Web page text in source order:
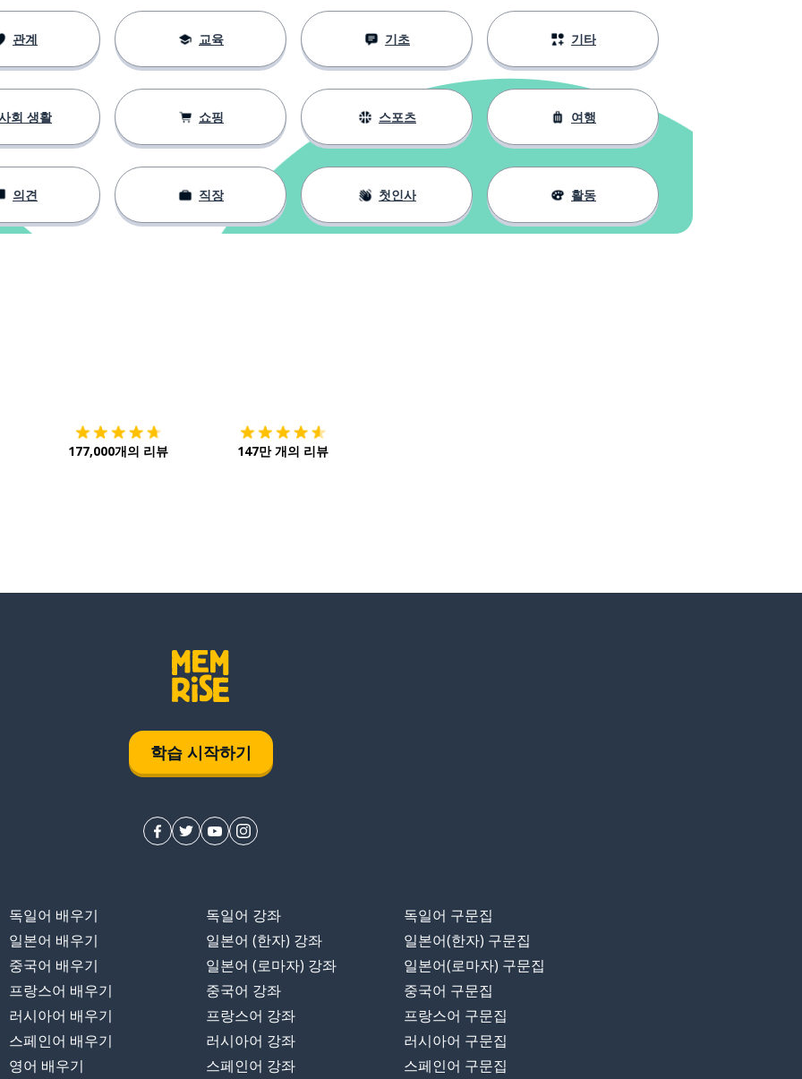
관계 교육 기초 기타
회 생활 쇼핑 스포츠 여행
의견 직장 첫인사 활동
177,000개의 리뷰 147만 개의 리뷰
학습 시작하기
독일어 배우기
일본어 배우기
중국어 배우기
프랑스어 배우기
러시아어 배우기
스페인어 배우기
영어 배우기
독일어 강좌
일본어 (한자) 강좌
일본어 (로마자) 강좌
중국어 강좌
프랑스어 강좌
러시아어 강좌
스페인어 강좌
독일어 구문집
일본어(한자) 구문집
일본어(로마자) 구문집
중국어 구문집
프랑스어 구문집
러시아어 구문집
스페인어 구문집